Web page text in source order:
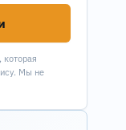
Мы не